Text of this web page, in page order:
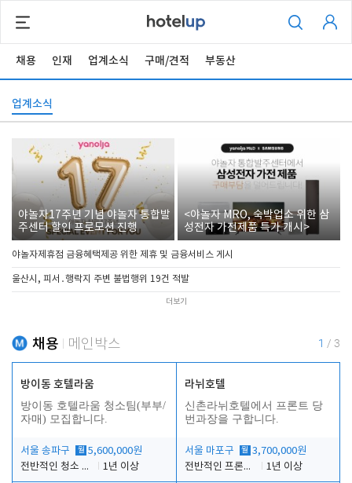
채용 인재 업계소식 구매/견적 부동산
업계소식
야놀자17주년 기념 야놀자 통합발
주센터 할인 프로모션 진행
<야놀자 MRO, 숙박업소 위한 삼
성전자 가전제품 특가 개시>
야놀자제휴점 금융혜택제공 위한 제휴 및 금융서비스 게시
울산시, 피서․행락지 주변 불법행위 19건 적발
더보기
채용 메인박스 1 / 3
방이동 호텔라움
방이동 호텔라움 청소팀(부부/
자매) 모집합니다.
서울 송파구 월 5,600,000원
전반적인 청소 업무(객실청소.객실정리)
1년 이상
라뉘호텔
신촌라뉘호텔에서 프론트 당
번과장을 구합니다.
서울 마포구 월 3,700,000원
전반적인 프론트 당번업무
1년 이상